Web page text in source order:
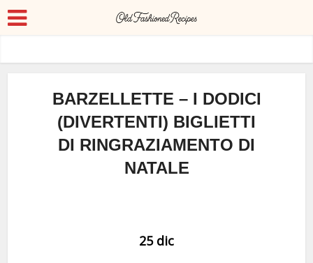
BARZELLETTE – I DODICI
(DIVERTENTI) BIGLIETTI
DI RINGRAZIAMENTO DI
NATALE
25 dic